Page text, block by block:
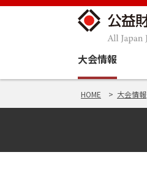
大会情報
HOME 大会情報